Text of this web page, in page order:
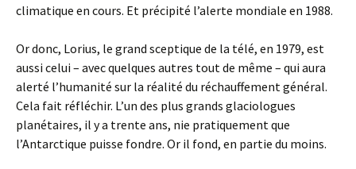
climatique en cours. Et précipité l’alerte mondiale en 1988.
Or donc, Lorius, le grand sceptique de la télé, en 1979, est
aussi celui – avec quelques autres tout de même – qui aura
alerté l’humanité sur la réalité du réchauffement général.
Cela fait réfléchir. L’un des plus grands glaciologues
planétaires, il y a trente ans, nie pratiquement que
l’Antarctique puisse fondre. Or il fond, en partie du moins.